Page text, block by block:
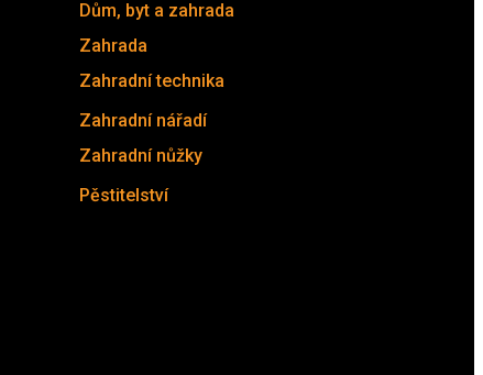
Dům, byt a zahrada
Zahrada
Zahradní technika
Zahradní nářadí
Zahradní nůžky
Pěstitelství